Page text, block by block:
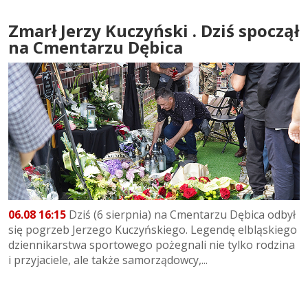
Zmarł Jerzy Kuczyński . Dziś spoczął
na Cmentarzu Dębica
06.08 16:15 Dziś (6 sierpnia) na Cmentarzu Dębica odbył
się pogrzeb Jerzego Kuczyńskiego. Legendę elbląskiego
dziennikarstwa sportowego pożegnali nie tylko rodzina
i przyjaciele, ale także samorządowcy,...